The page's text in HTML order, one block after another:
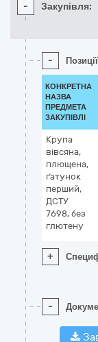
- Закупівля:
- Позиції
КОНКРЕТНА
НАЗВА
ПРЕДМЕТА
ЗАКУПІВЛІ
Крупа
вівсяна,
плющена,
ґатунок
перший,
ДСТУ
7698, без
глютену
+
-